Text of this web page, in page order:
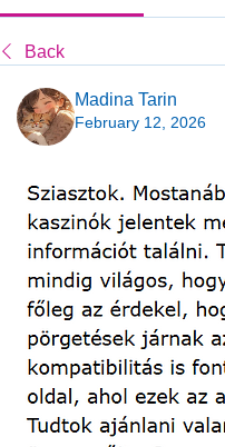
Back
Madina Tarin
February 12, 2026